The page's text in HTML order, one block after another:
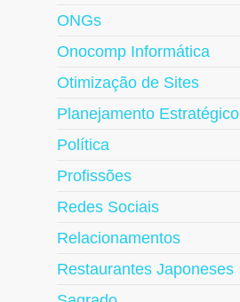
ONGs
Onocomp Informática
Otimização de Sites
Planejamento Estratégico
Política
Profissões
Redes Sociais
Relacionamentos
Restaurantes Japoneses